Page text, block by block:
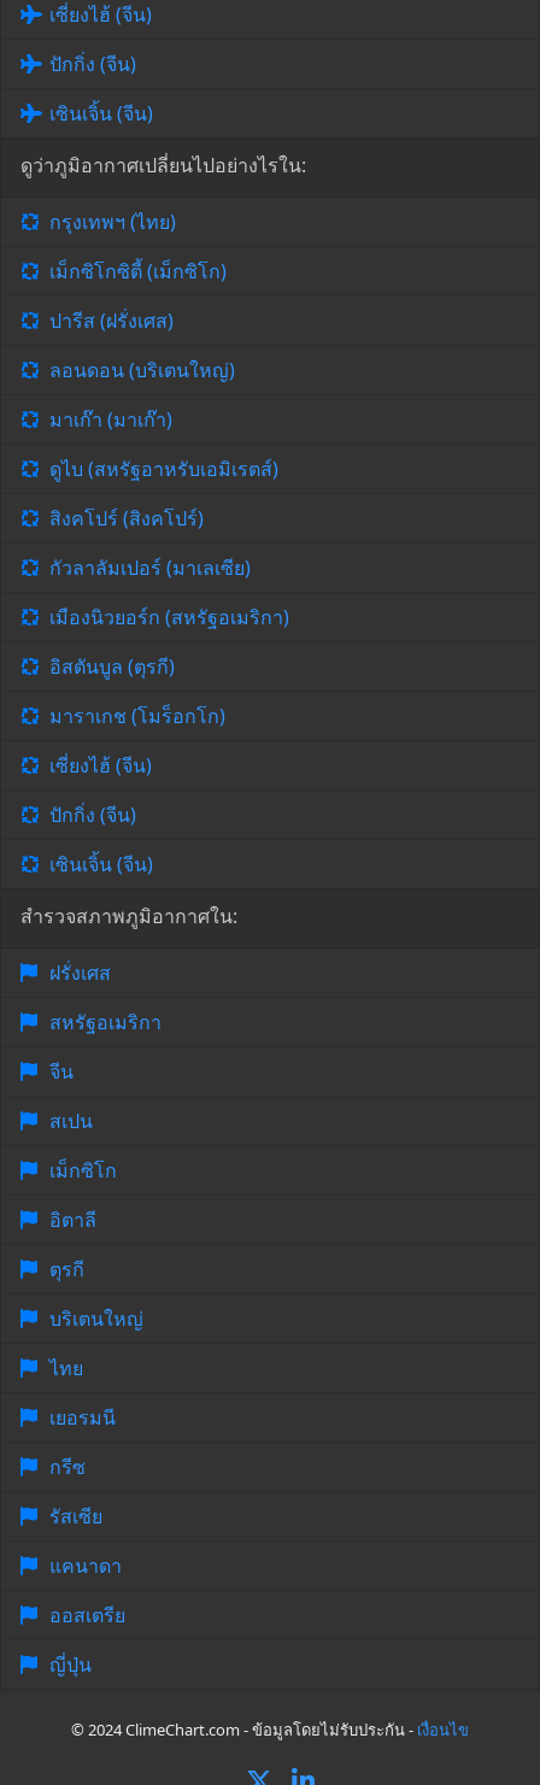
เซี่ยงไฮ้ (จีน)
ปักกิ่ง (จีน)
เซินเจิ้น (จีน)
ดูว่าภูมิอากาศเปลี่ยนไปอย่างไรใน:
กรุงเทพฯ (ไทย)
เม็กซิโกซิตี้ (เม็กซิโก)
ปารีส (ฝรั่งเศส)
ลอนดอน (บริเตนใหญ่)
มาเก๊า (มาเก๊า)
ดูไบ (สหรัฐอาหรับเอมิเรตส์)
สิงคโปร์ (สิงคโปร์)
กัวลาลัมเปอร์ (มาเลเซีย)
เมืองนิวยอร์ก (สหรัฐอเมริกา)
อิสตันบูล (ตุรกี)
มาราเกช (โมร็อกโก)
เซี่ยงไฮ้ (จีน)
ปักกิ่ง (จีน)
เซินเจิ้น (จีน)
สำรวจสภาพภูมิอากาศใน:
ฝรั่งเศส
สหรัฐอเมริกา
จีน
สเปน
เม็กซิโก
อิตาลี
ตุรกี
บริเตนใหญ่
ไทย
เยอรมนี
กรีซ
รัสเซีย
แคนาดา
ออสเตรีย
ญี่ปุ่น
© 2024 ClimeChart.com - ข้อมูลโดยไม่รับประกัน - เงื่อนไข